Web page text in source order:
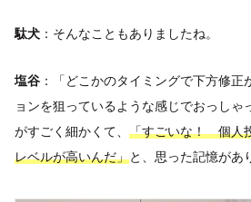
駄犬 ：そんなこともありましたね。
塩谷 ：「どこかのタイミングで下方修
ョンを狙っているような感じでおっしゃ
がすごく細かくて、 「すごいな！ 個人
レベルが高いんだ」と、思った記憶があ